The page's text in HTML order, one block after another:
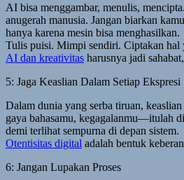
AI bisa menggambar, menulis,
anugerah manusia. Jangan biarkan
hanya karena mesin bisa menghasilkan.
Tulis puisi. Mimpi sendiri. Ciptakan hal
AI dan kreativitas harusnya jadi
5: Jaga Keaslian Dalam Setiap Ekspresi
Dalam dunia yang serba tiruan,
gaya bahasamu, kegagalanmu—itulah
demi terlihat sempurna di depan sistem.
Otentisitas digital adalah bentuk
6: Jangan Lupakan Proses